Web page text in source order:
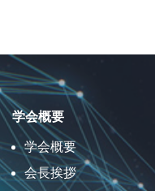
学会概要
学会概要
会長挨拶